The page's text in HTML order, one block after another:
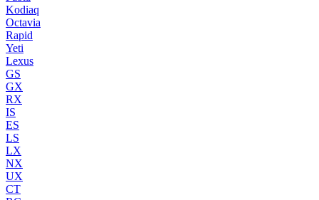
Kodiaq
Octavia
Rapid
Yeti
Lexus
GS
GX
RX
IS
ES
LS
LX
NX
UX
CT